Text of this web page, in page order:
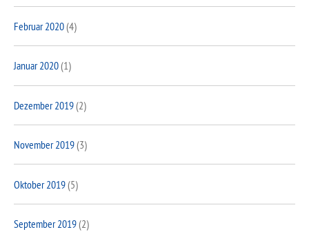
Februar 2020(4)
Januar 2020(1)
Dezember 2019(2)
November 2019(3)
Oktober 2019(5)
September 2019(2)